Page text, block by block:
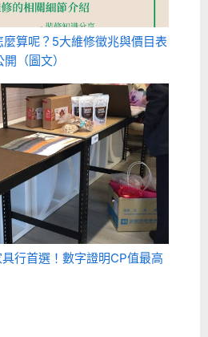
算呢？5大維修徵兆與價目表
開（圖文）
具行首選！數字證明CP值最高